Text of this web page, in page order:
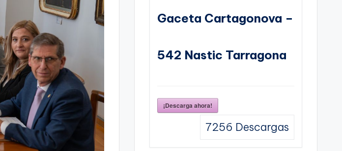
Gaceta Cartagonova –
542 Nastic Tarragona
¡Descarga ahora!
7256 Descargas